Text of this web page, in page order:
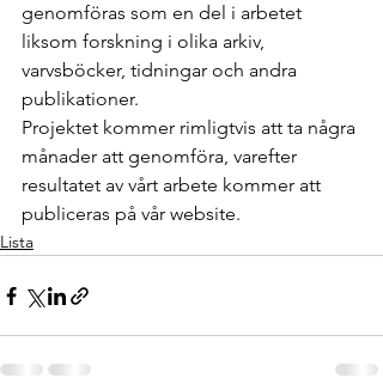
genomföras som en del i arbetet
liksom forskning i olika arkiv,
varvsböcker, tidningar och andra
publikationer.
Projektet kommer rimligtvis att ta några
månader att genomföra, varefter
resultatet av vårt arbete kommer att
publiceras på vår website.
Lista